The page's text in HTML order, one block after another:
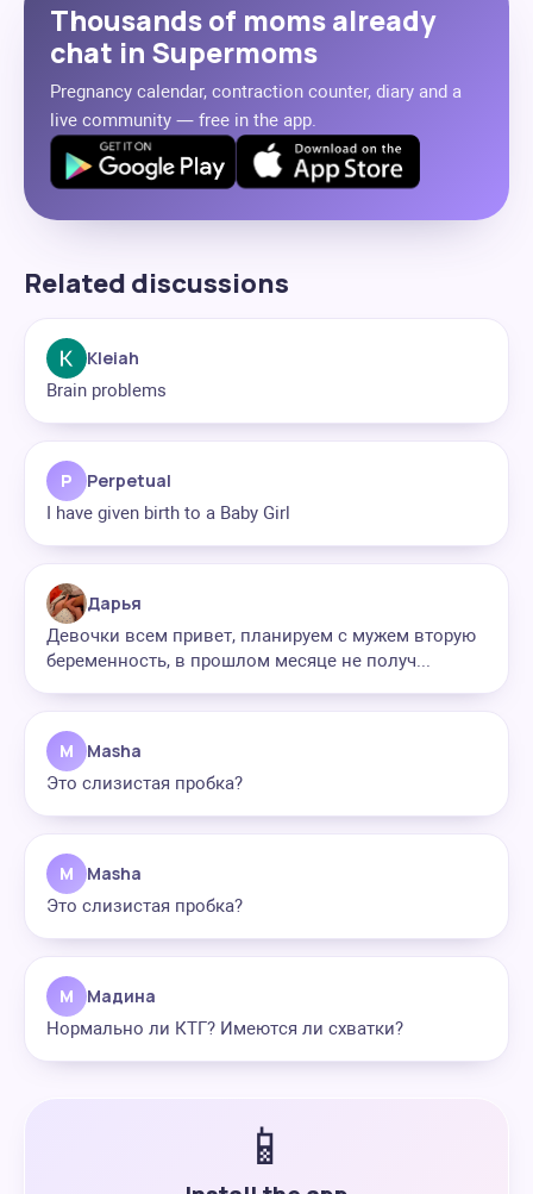
Thousands of moms already
chat in Supermoms
Pregnancy calendar, contraction counter, diary and a
live community — free in the app.
Related discussions
Kleiah
Brain problems
P Perpetual
I have given birth to a Baby Girl
Дарья
Девочки всем привет, планируем с мужем вторую
беременность, в прошлом месяце не получ...
M Masha
Это слизистая пробка?
M Masha
Это слизистая пробка?
М Мадина
Нормально ли КТГ? Имеются ли схватки?
📱